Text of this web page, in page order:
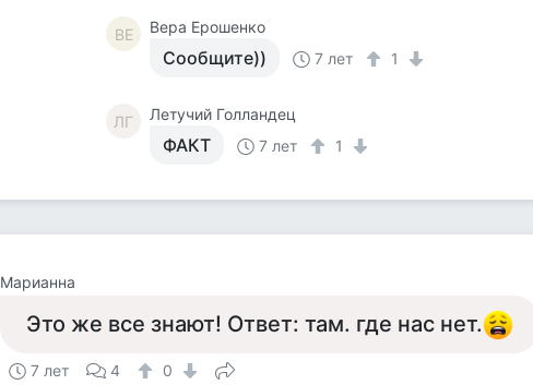
ВЕ Вера Ерошенко
Сообщите)) 7 лет 1
ЛГ Летучий Голландец
ФАКТ 7 лет 1
Марианна
Это же все знают! Ответ: там. где нас нет.
7 лет 4 0